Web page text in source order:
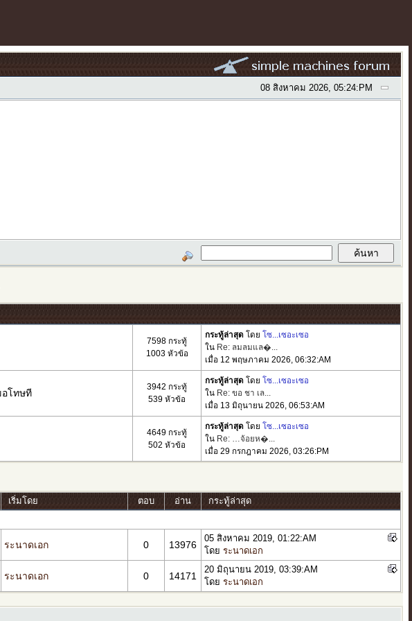
08 สิงหาคม 2026, 05:24:PM
7598 กระทู้
1003 หัวข้อ
กระทู้ล่าสุด โดยโซ...เซอะเซอ
ใน Re: ลมลมแล�...
เมื่อ 12 พฤษภาคม 2026, 06:32:AM
อโทษที
3942 กระทู้
539 หัวข้อ
กระทู้ล่าสุด โดยโซ...เซอะเซอ
ใน Re: ขอ ชา เล...
เมื่อ 13 มิถุนายน 2026, 06:53:AM
4649 กระทู้
502 หัวข้อ
กระทู้ล่าสุด โดยโซ...เซอะเซอ
ใน Re: …จ้อยห�...
เมื่อ 29 กรกฎาคม 2026, 03:26:PM
เริ่มโดย ตอบ อ่าน กระทู้ล่าสุด
ระนาดเอก 0 13976
05 สิงหาคม 2019, 01:22:AM
โดยระนาดเอก
ระนาดเอก 0 14171
20 มิถุนายน 2019, 03:39:AM
โดยระนาดเอก